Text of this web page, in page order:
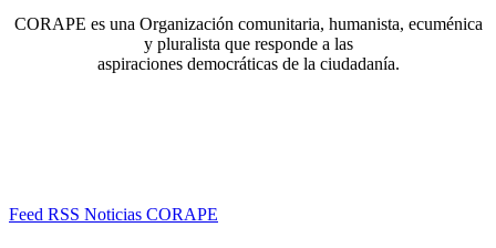
CORAPE es una Organización comunitaria, humanista, ecuménica
y pluralista que responde a las
aspiraciones democráticas de la ciudadanía.
Feed RSS Noticias CORAPE